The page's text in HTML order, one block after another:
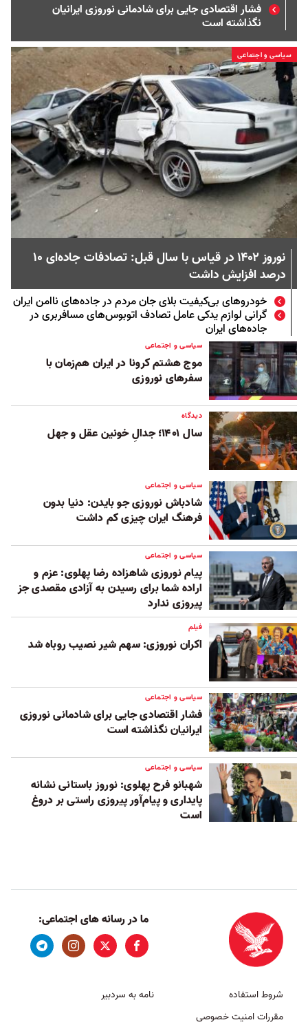
فشار اقتصادی جایی برای شادمانی نوروزی ایرانیان
نگذاشته است
سیاسی و اجتماعی
نوروز ۱۴۰۲ در قیاس با سال قبل: تصادفات جاده‌ای ۱۰
درصد افزایش داشت
خودرو‌های بی‌کیفیت بلای جان مردم در جاده‌های ناامن ایران
گرانی لوازم یدکی عامل تصادف اتوبوس‌های مسافربری در
جاده‌های ایران
سیاسی و اجتماعی
موج هشتم کرونا در ایران هم‌زمان با
سفرهای نوروزی
دیدگاه
سال ۱۴۰۱؛ جدالِ خونین عقل و جهل
سیاسی و اجتماعی
شادباش نوروزی جو بایدن‌:‌ دنیا بدون
فرهنگ ایران چیزی کم داشت
سیاسی و اجتماعی
پیام نوروزی شاهزاده رضا پهلوی: عزم و
اراده شما برای رسیدن به آزادی مقصدی جز
پیروزی ندارد
فیلم
اکران نوروزی: سهم شیر نصیب روباه شد
سیاسی و اجتماعی
فشار اقتصادی جایی برای شادمانی نوروزی
ایرانیان نگذاشته است
سیاسی و اجتماعی
شهبانو فرح پهلوی: نوروز باستانی نشانه
پایداری و پیام‌آور پیروزی راستی بر دروغ
است
ما در رسانه های اجتماعی:
شروط استفاده
مقررات امنیت خصوصی
نامه به سردبیر